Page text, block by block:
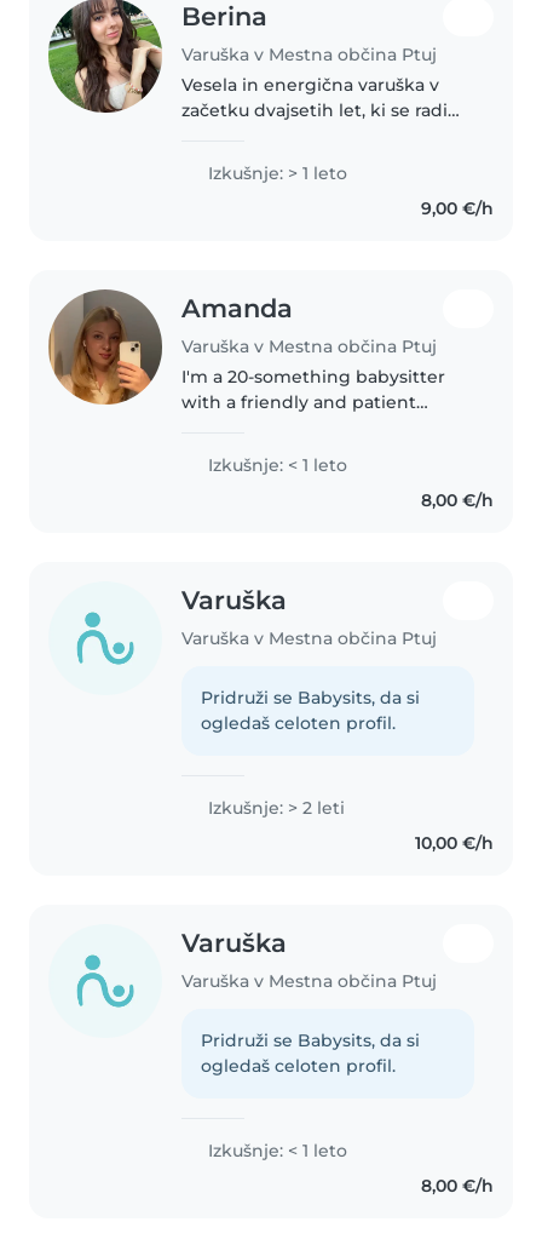
Berina
Varuška v Mestna občina Ptuj
Vesela in energična varuška v
začetku dvajsetih let, ki se radi
dojenčki in otroki predšolskog
starosti. Obiskujem šolo in se
Izkušnje: > 1 leto
9,00 €/h
Amanda
Varuška v Mestna občina Ptuj
I'm a 20-something babysitter
with a friendly and patient
advance nursing and am first aid
certified, which gives me a solid
Izkušnje: < 1 leto
8,00 €/h
Varuška
Varuška v Mestna občina Ptuj
Pridruži se Babysits, da si
ogledaš celoten profil.
Izkušnje: > 2 leti
10,00 €/h
Varuška
Varuška v Mestna občina Ptuj
Pridruži se Babysits, da si
ogledaš celoten profil.
Izkušnje: < 1 leto
8,00 €/h